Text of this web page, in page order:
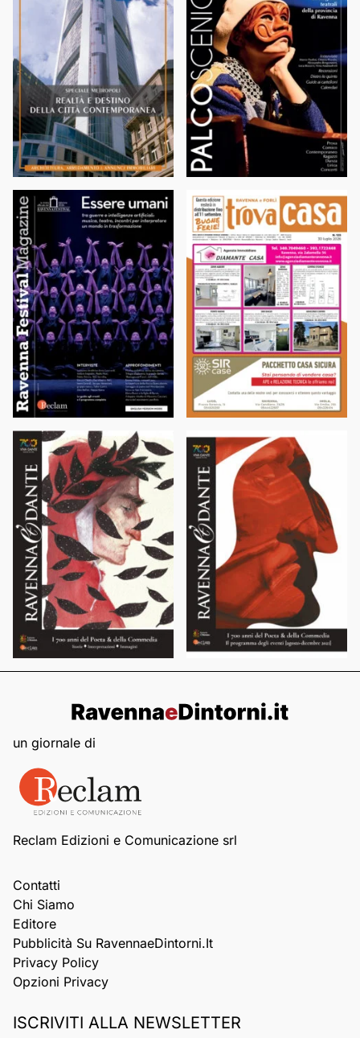
un giornale di
Reclam Edizioni e Comunicazione srl
Contatti
Chi Siamo
Editore
Pubblicità Su RavennaeDintorni.it
Privacy Policy
Opzioni Privacy
ISCRIVITI ALLA NEWSLETTER